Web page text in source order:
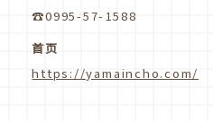
☎0995-57-1588
首页
https://yamaincho.com/